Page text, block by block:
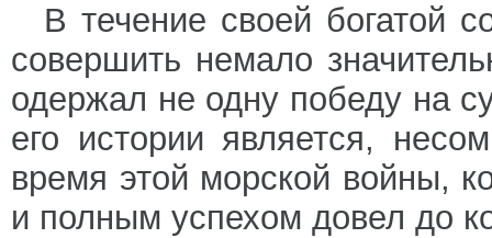
В течение своей богатой
совершить немало
одержал не одну победу на
его истории является,
время этой морской войны,
и полным успехом довел до